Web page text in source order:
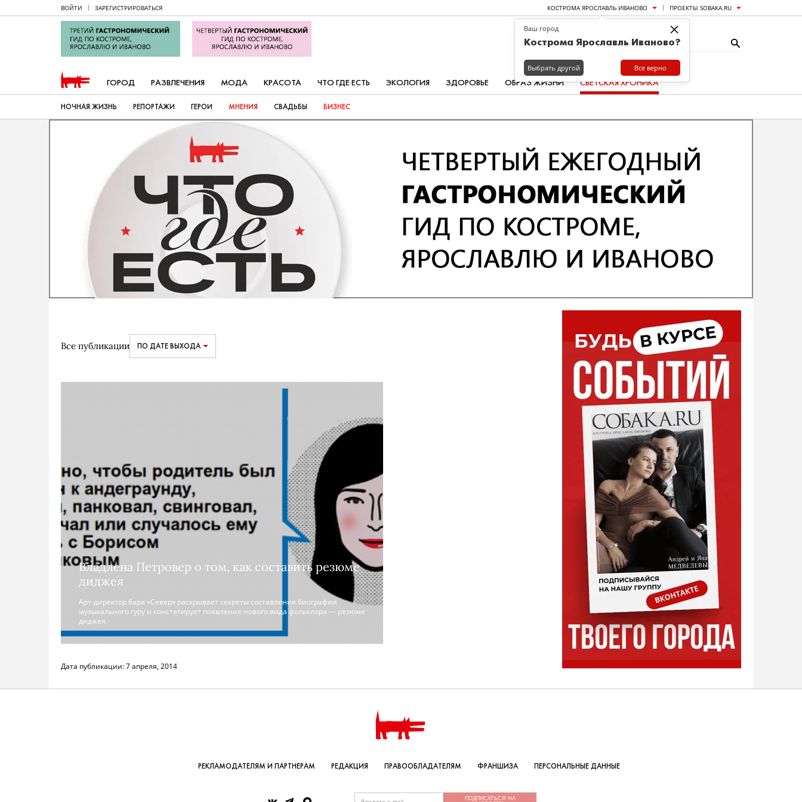
ВОЙТИ ЗАРЕГИСТРИРОВАТЬСЯ КОСТРОМА ЯРОСЛАВЛЬ ИВАНОВО ПРОЕКТЫ SOBAKA.RU
ГОРОД РАЗВЛЕЧЕНИЯ МОДА КРАСОТА ЧТО ГДЕ ЕСТЬ ЭКОЛОГИЯ ЗДОРОВЬЕ ОБРАЗ ЖИЗНИ СВЕТСКАЯ ХРОНИКА
НОЧНАЯ ЖИЗНЬ РЕПОРТАЖИ ГЕРОИ МНЕНИЯ СВАДЬБЫ БИЗНЕС
Все публикации ПО ДАТЕ ВЫХОДА
Владлена Петровер о том, как составить резюме
диджея
Арт-директор бара «Север» раскрывает секреты составления биографии
музыкального гуру и констатирует появление нового вида фольклора — резюме
диджея.
Дата публикации:7 апреля, 2014
РЕКЛАМОДАТЕЛЯМ И ПАРТНЕРАМ РЕДАКЦИЯ ПРАВООБЛАДАТЕЛЯМ ФРАНШИЗА ПЕРСОНАЛЬНЫЕ ДАННЫЕ
ПОДПИСАТЬСЯ НА
×
Ваш город
Кострома Ярославль Иваново?
Выбрать другой Все верно